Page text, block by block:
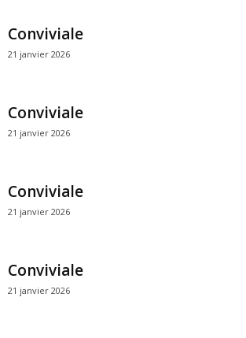
Conviviale
21 janvier 2026
Conviviale
21 janvier 2026
Conviviale
21 janvier 2026
Conviviale
21 janvier 2026